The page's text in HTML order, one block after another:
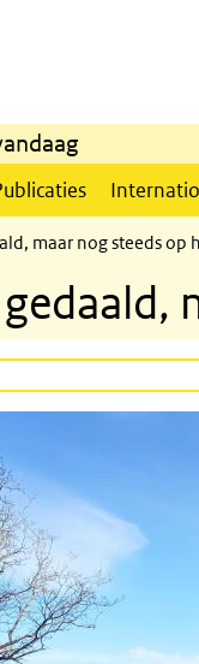
maar nog steeds op